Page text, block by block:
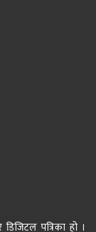
पत्रिका हो ।